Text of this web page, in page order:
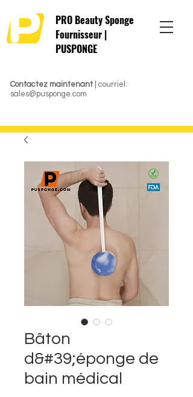
Contactez maintenant | courriel:
sales@pusponge.com
PRO Beauty Sponge
Fournisseur |
PUSPONGE
Bâton
d&#39;éponge de
bain médical